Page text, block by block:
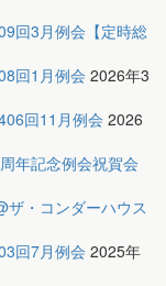
回3月例会【定時総
回1月例会 2026年3
回11月例会 2026
年記念例会祝賀会
・コンダーハウス
回7月例会 2025年